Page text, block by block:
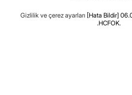
Gizlilik ve çerez ayarları [Hata Bildir]
.HCFOK.